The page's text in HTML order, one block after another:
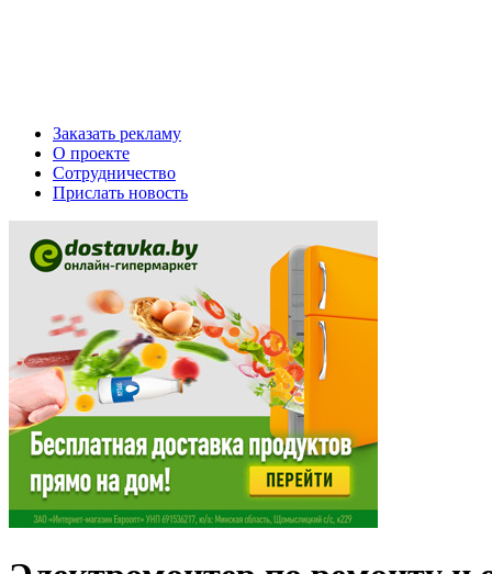
Заказать рекламу
О проекте
Сотрудничество
Прислать новость